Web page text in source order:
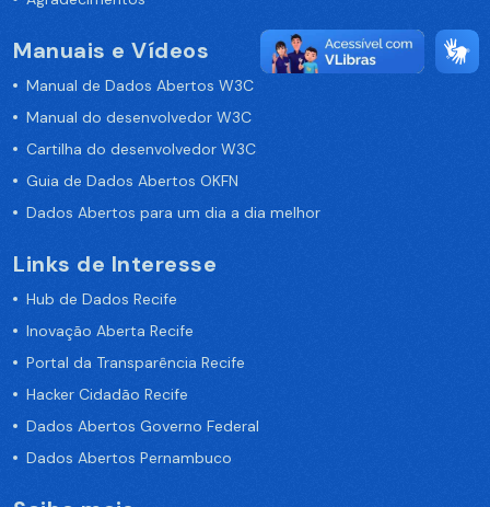
Manuais e Vídeos
Manual de Dados Abertos W3C
Manual do desenvolvedor W3C
Cartilha do desenvolvedor W3C
Guia de Dados Abertos OKFN
Dados Abertos para um dia a dia melhor
Links de Interesse
Hub de Dados Recife
Inovação Aberta Recife
Portal da Transparência Recife
Hacker Cidadão Recife
Dados Abertos Governo Federal
Dados Abertos Pernambuco